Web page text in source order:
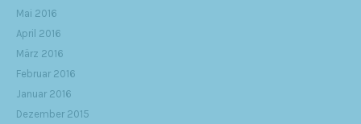
Mai 2016
April 2016
März 2016
Februar 2016
Januar 2016
Dezember 2015